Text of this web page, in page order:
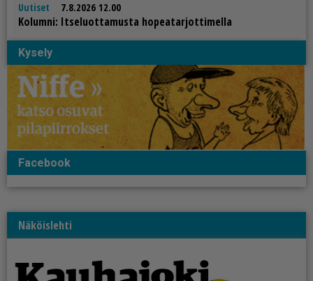
Uutiset 7.8.2026 12.00
Ko­lum­ni: It­se­luot­ta­mus­ta ho­pe­a­tar­jot­ti­mel­la
Kysely
Facebook
Näköislehti